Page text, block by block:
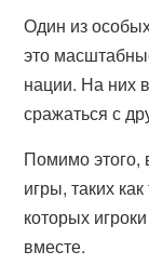
Один из
это
нации. На них
сражаться с
Помимо этого,
игры, таких
которых
вместе.